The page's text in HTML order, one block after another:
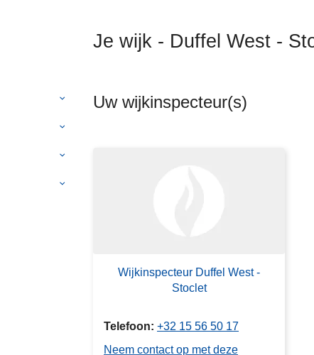
Submenu
Submenu
Submenu
Submenu
Je wijk - Duffel West -
Uw wijkinspecteur(s)
Wijkinspecteur Duffel West -
Stoclet
Telefoon +32 15 56 50 17
Neem contact op met deze